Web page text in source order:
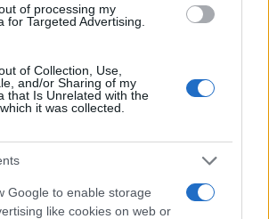
of processing my
for Targeted Advertising.
of Collection, Use,
and/or Sharing of my
that Is Unrelated with the
it was collected.
Google to enable storage
like cookies on web or
Leggi i commenti
SATIRICHE
del 07/08/2026
Vai all'archivio delle vignette